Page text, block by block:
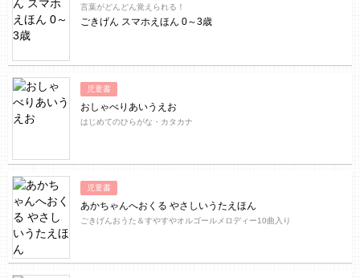
言葉がどんどん覚えられる！
ごきげん スマホえほん 0～3歳
児童書
おしゃべりあいうえお
はじめてのひらがな・カタカナ
児童書
あかちゃんへおくる やさしいうたえほん
ごきげんおうた＆すやすやオルゴールメロディー10曲入り